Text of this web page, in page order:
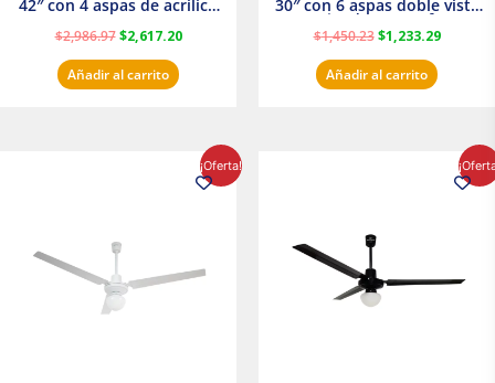
42″ con 4 aspas de acrilico
transparente
$2,986.97 $2,617.20
Añadir al carrito
30″ con 6 aspas doble vista
Satinado Masterfan
$1,450.23 $1,233.29
Añadir al carrito
¡Oferta!
precio
actual
precio
actual